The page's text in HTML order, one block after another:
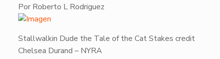
Por Roberto L Rodriguez
Stallwalkin Dude the Tale of the Cat Stakes credit
Chelsea Durand – NYRA